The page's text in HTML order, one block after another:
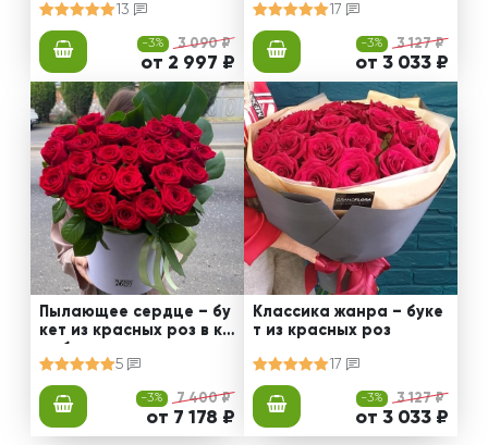
13
-3% 3 090 ₽
от 2 997 ₽
17
-3% 3 127 ₽
от 3 033 ₽
Пылающее сердце – бу
кет из красных роз в ко
робке
5
-3% 7 400 ₽
от 7 178 ₽
Классика жанра – буке
т из красных роз
17
-3% 3 127 ₽
от 3 033 ₽